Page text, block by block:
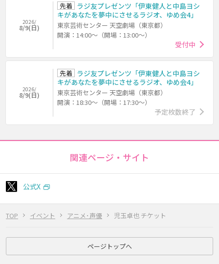
TOP イベント アニメ･声優 児玉卓也 チケット
2026/
8/9(日)
先着 ラジ友プレゼンツ「伊東健人と中島ヨシ
キがあなたを夢中にさせるラジオ、ゆめ会4」
東京芸術センター 天空劇場（東京都）
開演：14:00～（開場：13:00～）
受付中
2026/
8/9(日)
先着 ラジ友プレゼンツ「伊東健人と中島ヨシ
キがあなたを夢中にさせるラジオ、ゆめ会4」
東京芸術センター 天空劇場（東京都）
開演：18:30～（開場：17:30～）
予定枚数終了
関連ページ・サイト
公式X
ページトップへ